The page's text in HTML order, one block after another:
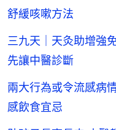
舒緩咳嗽方法
三九天｜天灸助增強
先讓中醫診斷
兩大行為或令流感病
感飲食宜忌